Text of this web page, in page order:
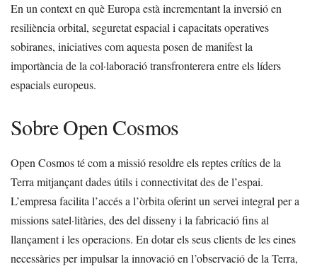
En un context en què Europa està incrementant la inversió en
resiliència orbital, seguretat espacial i capacitats operatives
sobiranes, iniciatives com aquesta posen de manifest la
importància de la col·laboració transfronterera entre els líders
espacials europeus.
Sobre Open Cosmos
Open Cosmos té com a missió resoldre els reptes crítics de la
Terra mitjançant dades útils i connectivitat des de l’espai.
L’empresa facilita l’accés a l’òrbita oferint un servei integral per a
missions satel·litàries, des del disseny i la fabricació fins al
llançament i les operacions. En dotar els seus clients de les eines
necessàries per impulsar la innovació en l’observació de la Terra,